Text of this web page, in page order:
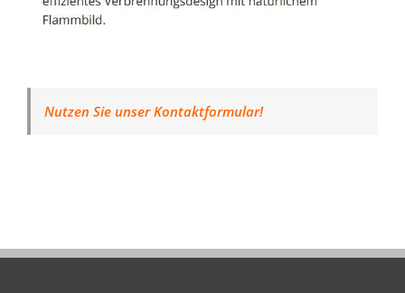
Nutzen Sie unser Kontaktformular!